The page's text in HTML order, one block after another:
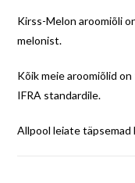
Kirss-Melon aroomiõli
melonist.
Kõik meie aroomiõlid
IFRA standardile.
Allpool leiate täpsemad